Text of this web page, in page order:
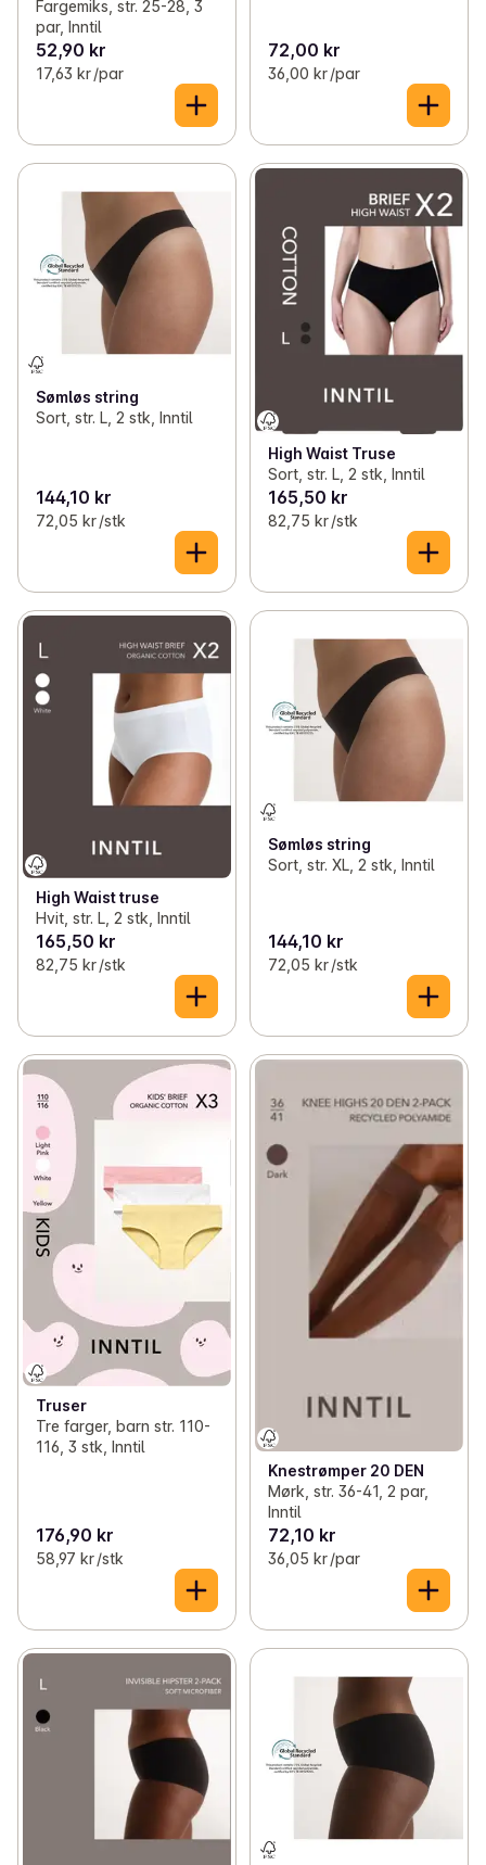
Fargemiks, str. 25-28, 3
par, Inntil
52,90 kr
17,63 kr /par
72,00 kr
36,00 kr /par
Sømløs string
Sort, str. L, 2 stk, Inntil
144,10 kr
72,05 kr /stk
High Waist Truse
Sort, str. L, 2 stk, Inntil
165,50 kr
82,75 kr /stk
High Waist truse
Hvit, str. L, 2 stk, Inntil
165,50 kr
82,75 kr /stk
Sømløs string
Sort, str. XL, 2 stk, Inntil
144,10 kr
72,05 kr /stk
Truser
Tre farger, barn str. 110-
116, 3 stk, Inntil
176,90 kr
58,97 kr /stk
Knestrømper 20 DEN
Mørk, str. 36-41, 2 par,
Inntil
72,10 kr
36,05 kr /par